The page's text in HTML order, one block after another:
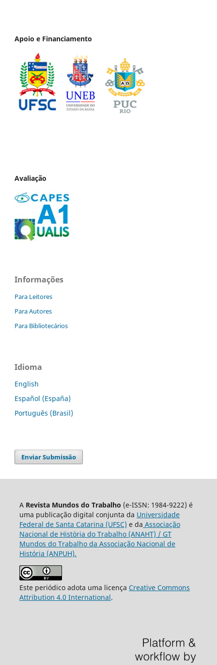
Apoio e Financiamento
Avaliação
Informações
Para Leitores
Para Autores
Para Bibliotecários
Idioma
English
Español (España)
Português (Brasil)
Enviar Submissão
A Revista Mundos do Trabalho (e-ISSN: 1984-9222) é
uma publicação digital conjunta da Universidade
Federal de Santa Catarina (UFSC) e da Associação
Nacional de História do Trabalho (ANAHT) / GT
Mundos do Trabalho da Associação Nacional de
História (ANPUH).
Este periódico adota uma licença Creative Commons
Attribution 4.0 International.